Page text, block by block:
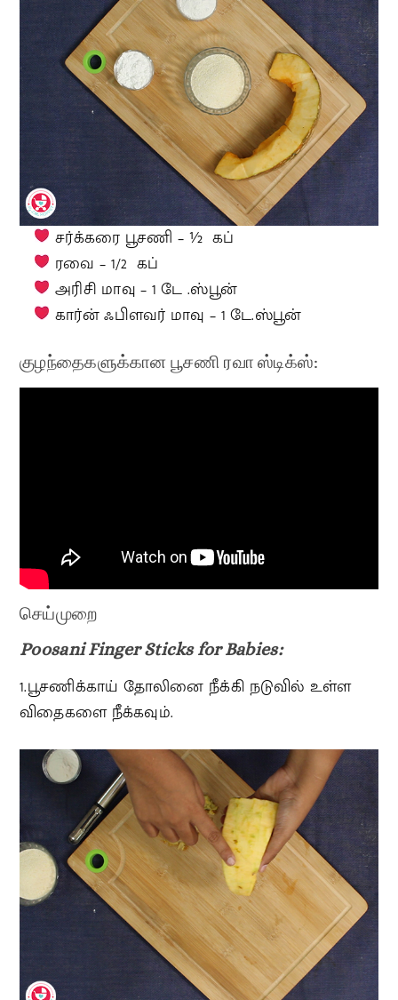
சர்க்கரை பூசணி – ½ கப்
ரவை – 1/2 கப்
அரிசி மாவு – 1 டே .ஸ்பூன்
கார்ன் ஃபிளவர் மாவு – 1 டே.ஸ்பூன்
குழந்தைகளுக்கான பூசணி ரவா ஸ்டிக்ஸ்:
செய்முறை
Poosani Finger Sticks for Babies:
1.பூசணிக்காய் தோலினை நீக்கி நடுவில் உள்ள
விதைகளை நீக்கவும்.